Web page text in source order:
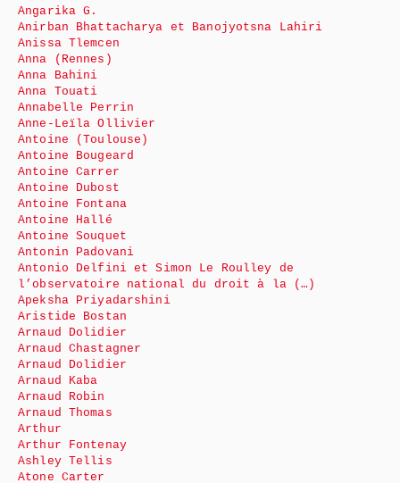
Angarika G.
Anirban Bhattacharya et Banojyotsna Lahiri
Anissa Tlemcen
Anna (Rennes)
Anna Bahini
Anna Touati
Annabelle Perrin
Anne-Leïla Ollivier
Antoine (Toulouse)
Antoine Bougeard
Antoine Carrer
Antoine Dubost
Antoine Fontana
Antoine Hallé
Antoine Souquet
Antonin Padovani
Antonio Delfini et Simon Le Roulley de
l’observatoire national du droit à la (…)
Apeksha Priyadarshini
Aristide Bostan
Arnaud Dolidier
Arnaud Chastagner
Arnaud Dolidier
Arnaud Kaba
Arnaud Robin
Arnaud Thomas
Arthur
Arthur Fontenay
Ashley Tellis
Atone Carter